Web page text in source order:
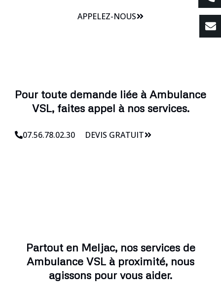
APPELEZ-NOUS
Pour toute demande liée à Ambulance
VSL, faites appel à nos services.
07.56.78.02.30 DEVIS GRATUIT
Partout en Meljac, nos services de
Ambulance VSL à proximité, nous
agissons pour vous aider.